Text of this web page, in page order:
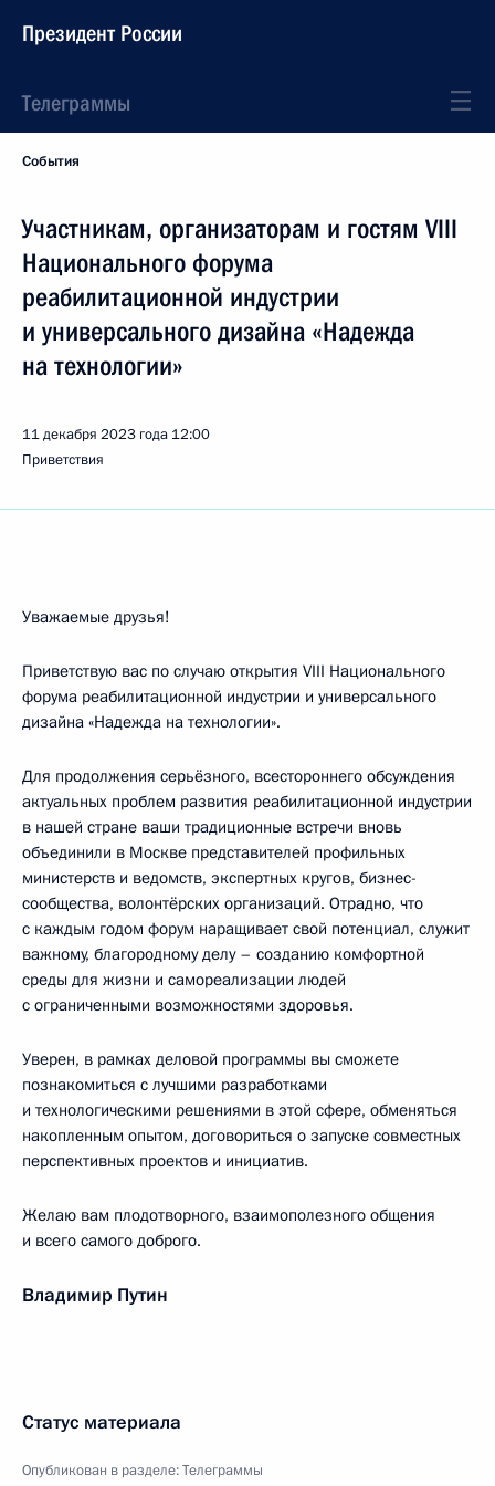
Президент России
Телеграммы
События
Участникам, организаторам и гостям VIII
Национального форума
реабилитационной индустрии
и универсального дизайна «Надежда
на технологии»
11 декабря 2023 года 12:00
Приветствия
Уважаемые друзья!
Приветствую вас по случаю открытия VIII Национального
форума реабилитационной индустрии и универсального
дизайна «Надежда на технологии».
Для продолжения серьёзного, всестороннего обсуждения
актуальных проблем развития реабилитационной индустрии
в нашей стране ваши традиционные встречи вновь
объединили в Москве представителей профильных
министерств и ведомств, экспертных кругов, бизнес-
сообщества, волонтёрских организаций. Отрадно, что
с каждым годом форум наращивает свой потенциал, служит
важному, благородному делу – созданию комфортной
среды для жизни и самореализации людей
с ограниченными возможностями здоровья.
Уверен, в рамках деловой программы вы сможете
познакомиться с лучшими разработками
и технологическими решениями в этой сфере, обменяться
накопленным опытом, договориться о запуске совместных
перспективных проектов и инициатив.
Желаю вам плодотворного, взаимополезного общения
и всего самого доброго.
Владимир Путин
Статус материала
Опубликован в разделе:Телеграммы